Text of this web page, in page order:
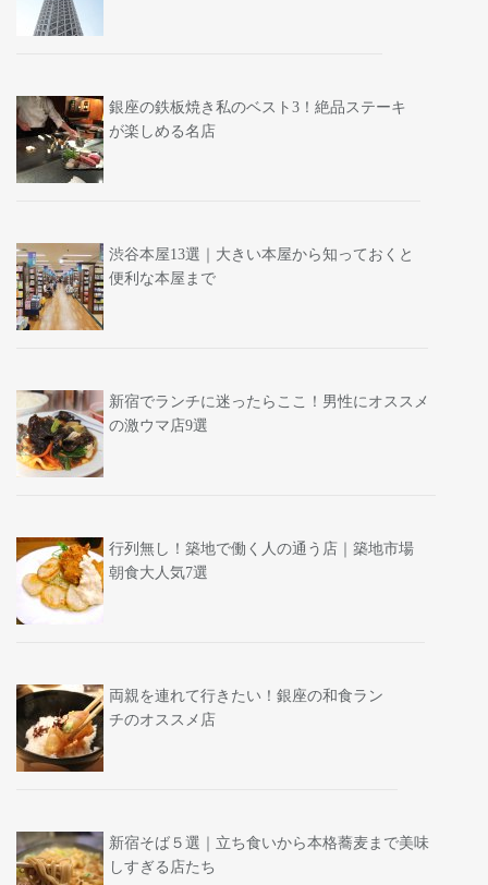
銀座の鉄板焼き私のベスト3！絶品ステーキ
が楽しめる名店
渋谷本屋13選｜大きい本屋から知っておくと
便利な本屋まで
新宿でランチに迷ったらここ！男性にオススメ
の激ウマ店9選
行列無し！築地で働く人の通う店｜築地市場
朝食大人気7選
両親を連れて行きたい！銀座の和食ラン
チのオススメ店
新宿そば５選｜立ち食いから本格蕎麦まで美味
しすぎる店たち